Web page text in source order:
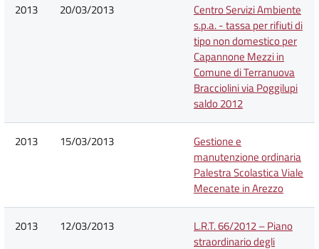
2013 20/03/2013
Centro Servizi Ambiente
s.p.a. - tassa per rifiuti di
tipo non domestico per
Capannone Mezzi in
Comune di Terranuova
Bracciolini via Poggilupi
saldo 2012
2013 15/03/2013
Gestione e
manutenzione ordinaria
Palestra Scolastica Viale
Mecenate in Arezzo
2013 12/03/2013
L.R.T. 66/2012 – Piano
straordinario degli